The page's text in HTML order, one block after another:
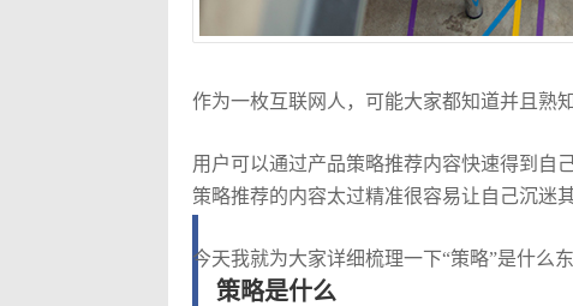
作为一枚互联网人，可能大家都知道并且熟
用户可以通过产品策略推荐内容快速得到自
策略推荐的内容太过精准很容易让自己沉迷
今天我就为大家详细梳理一下“策略”是什么
策略是什么